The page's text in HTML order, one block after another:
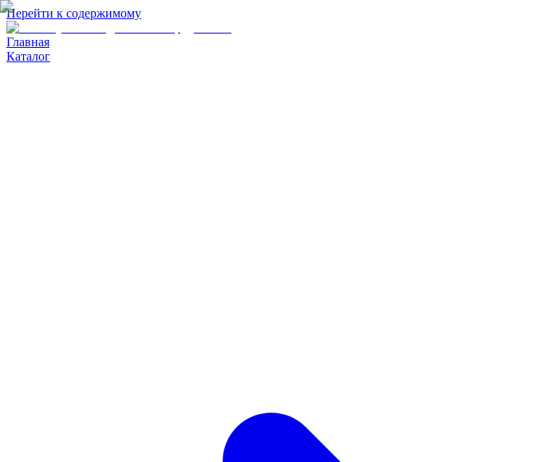
Перейти к содержимому
Главная
Каталог